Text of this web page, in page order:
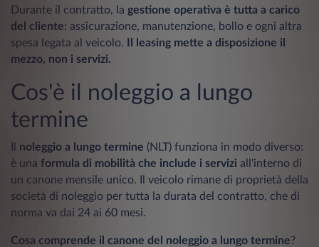
Durante il contratto, la gestione operativa è tutta a carico
del cliente: assicurazione, manutenzione, bollo e ogni altra
spesa legata al veicolo.
Il leasing mette a disposizione il
mezzo, non i servizi.
Cos'è il noleggio a lungo
termine
noleggio a lungo termine (NLT) funziona in modo diverso:
è una formula di mobilità che include i servizi all'interno di
un canone mensile unico. Il veicolo rimane di proprietà della
società di noleggio per tutta la durata del contratto, che di
norma va dai 24 ai 60 mesi.
Cosa comprende il canone del noleggio a lungo termine?